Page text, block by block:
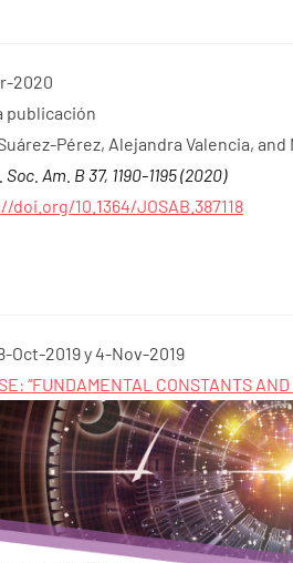
2020
publicación
Pérez, Alejandra Valencia, and
Am. B 37, 1190-1195 (2020)
doi.org/10.1364/JOSAB.387118
Oct-2019 y 4-Nov-2019
“FUNDAMENTAL CONSTANTS AND